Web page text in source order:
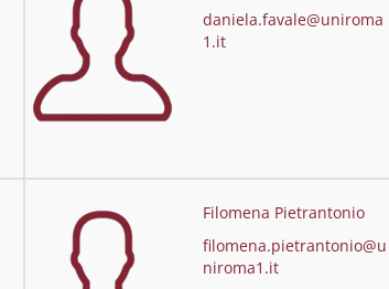
daniela.favale@uniroma
1.it
Filomena Pietrantonio
filomena.pietrantonio@u
niroma1.it